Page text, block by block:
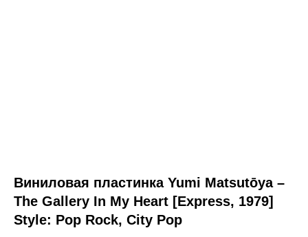
Виниловая пластинка Yumi Matsutōya –
The Gallery In My Heart [Express, 1979]
Style: Pop Rock, City Pop